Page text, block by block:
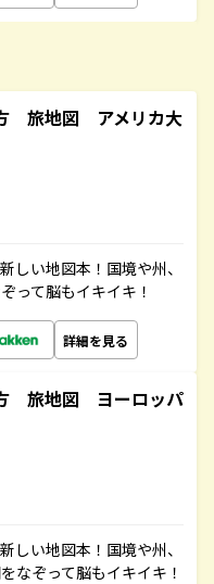
旅地図 アメリカ大
しい地図本！国境や州、
って脳もイキイキ！
詳細を見る
旅地図 ヨーロッパ
しい地図本！国境や州、
なぞって脳もイキイキ！